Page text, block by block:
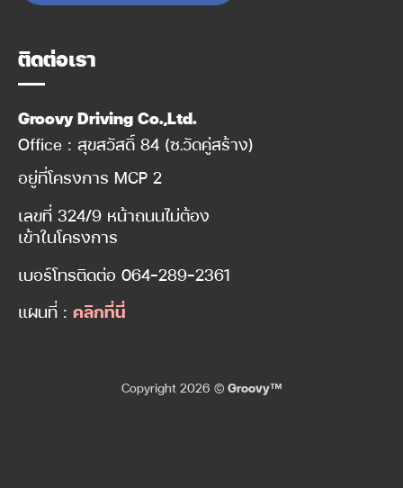
ติดต่อเรา
Groovy Driving Co.,Ltd.
Office : สุขสวัสดิ์ 84 (ซ.วัดคู่สร้าง)
อยู่ที่โครงการ MCP 2
เลขที่ 324/9 หน้าถนนไม่ต้อง
เข้าในโครงการ
เบอร์โทรติดต่อ 064-289-2361
แผนที่ : คลิกที่นี่
Copyright 2026 © Groovy™